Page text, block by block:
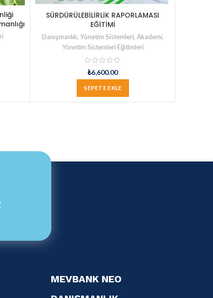
SÜRDÜRÜLEBİLİRLİK RAPORLAMASI
EĞİTİMİ
Danışmanlık, Yönetim Sistemleri, Akademi,
Yönetim Sistemleri Eğitimleri
₺6,600.00
SEPETE EKLE
MEVBANK NEO